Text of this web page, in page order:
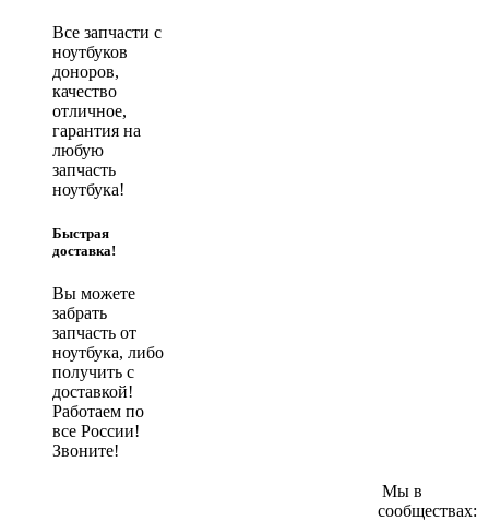
Все запчасти с
ноутбуков
доноров,
качество
отличное,
гарантия на
любую
запчасть
ноутбука!
Быстрая
доставка!
Вы можете
забрать
запчасть от
ноутбука, либо
получить с
доставкой!
Работаем по
все России!
Звоните!
Мы в
сообществах: